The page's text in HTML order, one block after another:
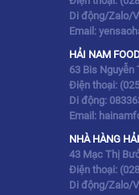
Di động/Zalo/
Email:
HẢI NAM
63 Bis Nguyễn
Điện thoại:
Di động:
Email:
NHÀ HÀNG
43 Mạc Thị
Điện thoại:
Di động/Zalo/